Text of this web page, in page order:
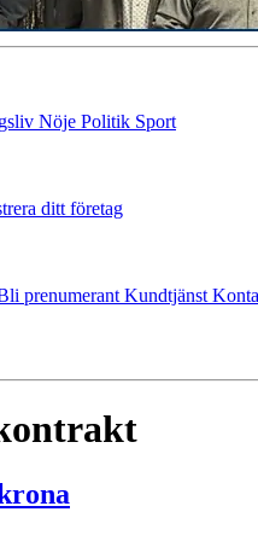
Nöje Politik Sport
ditt företag
prenumerant Kundtjänst